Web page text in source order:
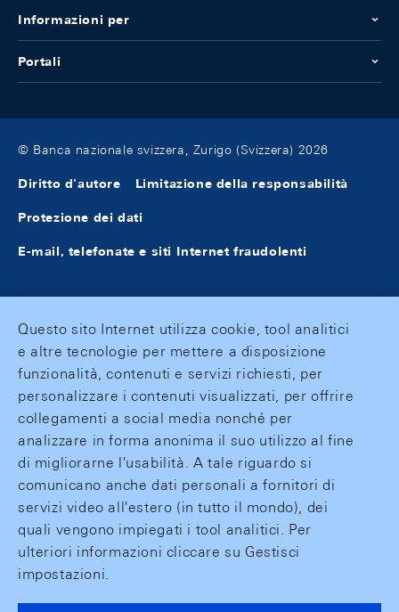
Informazioni per
Portali
© Banca nazionale svizzera, Zurigo (Svizzera) 2026
Diritto d'autore Limitazione della responsabilità
Protezione dei dati
E-mail, telefonate e siti Internet fraudolenti
Questo sito Internet utilizza cookie, tool analitici
e altre tecnologie per mettere a disposizione
funzionalità, contenuti e servizi richiesti, per
personalizzare i contenuti visualizzati, per offrire
collegamenti a social media nonché per
analizzare in forma anonima il suo utilizzo al fine
di migliorarne l'usabilità. A tale riguardo si
comunicano anche dati personali a fornitori di
servizi video all'estero (in tutto il mondo), dei
quali vengono impiegati i tool analitici. Per
ulteriori informazioni cliccare su Gestisci
impostazioni.